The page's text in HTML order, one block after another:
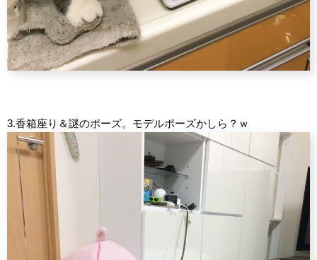
3.香箱座り＆謎のポーズ。モデルポーズかしら？ｗ